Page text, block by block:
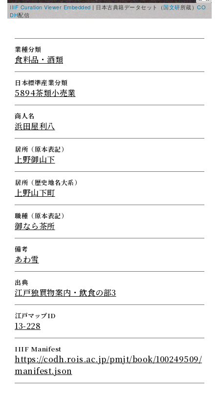
IIIF Curation Viewer Embedded | 日本古典籍データセット（国文研所蔵） CO
DH配信
業種分類
食料品・酒類
日本標準産業分類
5894茶類小売業
商人名
浜田屋利八
居所（原本表記）
上野御山下
居所（歴史地名大系）
上野山下町
職種（原本表記）
御なら茶所
備考
あわ雪
出典
江戸独買物案内・飲食の部3
江戸マップID
13-228
IIIF Manifest
https://codh.rois.ac.jp/pmjt/book/100249509/
manifest.json